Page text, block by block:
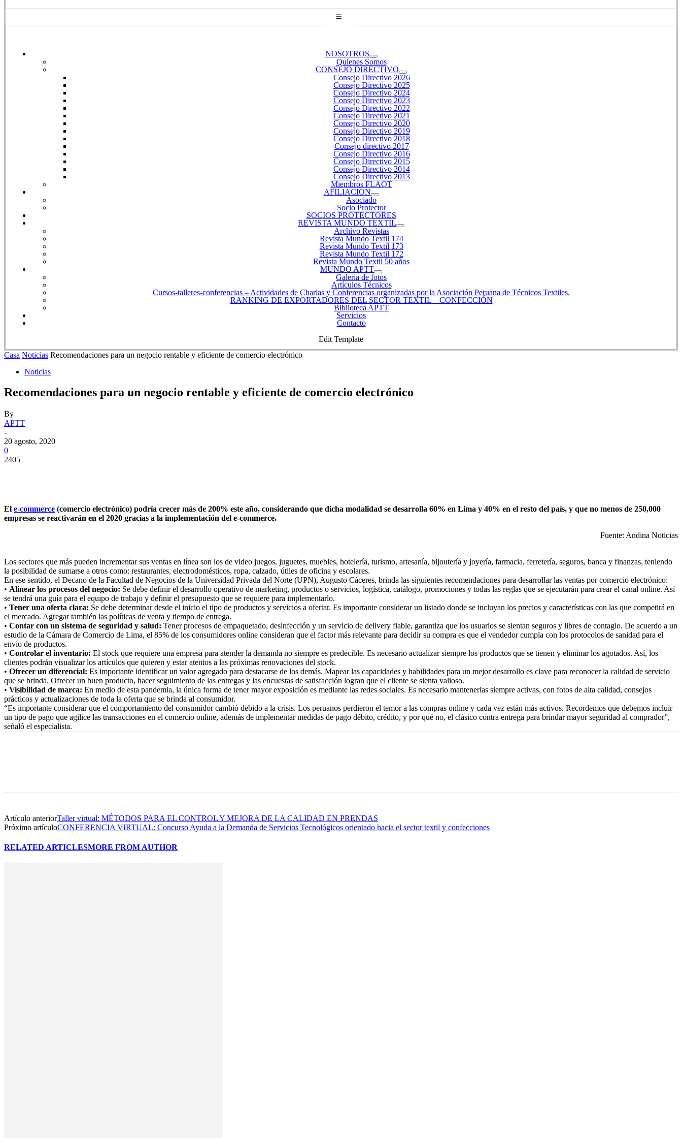
NOSOTROS
Quienes Somos
CONSEJO DIRECTIVO
Consejo Directivo 2026
Consejo Directivo 2025
Consejo Directivo 2024
Consejo Directivo 2023
Consejo Directivo 2022
Consejo Directivo 2021
Consejo Directivo 2020
Consejo Directivo 2019
Consejo Directivo 2018
Consejo directivo 2017
Consejo Directivo 2016
Consejo Directivo 2015
Consejo Directivo 2014
Consejo Directivo 2013
Miembros FLAQT
AFILIACION
Asociado
Socio Protector
SOCIOS PROTECTORES
REVISTA MUNDO TEXTIL
Archivo Revistas
Revista Mundo Textil 174
Revista Mundo Textil 173
Revista Mundo Textil 172
Revista Mundo Textil 50 años
MUNDO APTT
Galeria de fotos
Artículos Técnicos
Cursos-talleres-conferencias – Actividades de Charlas y Conferencias organizadas por la Asociación Peruana de Técnicos Textiles.
RANKING DE EXPORTADORES DEL SECTOR TEXTIL – CONFECCIÓN
Biblioteca APTT
Servicios
Contacto
Edit Template
Casa Noticias Recomendaciones para un negocio rentable y eficiente de comercio electrónico
Noticias
Recomendaciones para un negocio rentable y eficiente de comercio electrónico
By
APTT
-
20 agosto, 2020
0
2405
El e-commerce (comercio electrónico) podría crecer más de 200% este año, considerando que dicha modalidad se desarrolla 60% en Lima y 40% en el resto del país, y que no menos de 250,000
empresas se reactivarán en el 2020 gracias a la implementación del e-commerce.
Fuente: Andina Noticias
Los sectores que más pueden incrementar sus ventas en línea son los de video juegos, juguetes, muebles, hotelería, turismo, artesanía, bijoutería y joyería, farmacia, ferretería, seguros, banca y finanzas, teniendo
la posibilidad de sumarse a otros como: restaurantes, electrodomésticos, ropa, calzado, útiles de oficina y escolares.
En ese sentido, el Decano de la Facultad de Negocios de la Universidad Privada del Norte (UPN), Augusto Cáceres, brinda las siguientes recomendaciones para desarrollar las ventas por comercio electrónico:
• Alinear los procesos del negocio: Se debe definir el desarrollo operativo de marketing, productos o servicios, logística, catálogo, promociones y todas las reglas que se ejecutarán para crear el canal online. Así
se tendrá una guía para el equipo de trabajo y definir el presupuesto que se requiere para implementarlo.
• Tener una oferta clara: Se debe determinar desde el inicio el tipo de productos y servicios a ofertar. Es importante considerar un listado donde se incluyan los precios y características con las que competirá en
el mercado. Agregar también las políticas de venta y tiempo de entrega.
• Contar con un sistema de seguridad y salud: Tener procesos de empaquetado, desinfección y un servicio de delivery fiable, garantiza que los usuarios se sientan seguros y libres de contagio. De acuerdo a un
estudio de la Cámara de Comercio de Lima, el 85% de los consumidores online consideran que el factor más relevante para decidir su compra es que el vendedor cumpla con los protocolos de sanidad para el
envío de productos.
• Controlar el inventario: El stock que requiere una empresa para atender la demanda no siempre es predecible. Es necesario actualizar siempre los productos que se tienen y eliminar los agotados. Así, los
clientes podrán visualizar los artículos que quieren y estar atentos a las próximas renovaciones del stock.
• Ofrecer un diferencial: Es importante identificar un valor agregado para destacarse de los demás. Mapear las capacidades y habilidades para un mejor desarrollo es clave para reconocer la calidad de servicio
que se brinda. Ofrecer un buen producto, hacer seguimiento de las entregas y las encuestas de satisfacción logran que el cliente se sienta valioso.
• Visibilidad de marca: En medio de esta pandemia, la única forma de tener mayor exposición es mediante las redes sociales. Es necesario mantenerlas siempre activas, con fotos de alta calidad, consejos
prácticos y actualizaciones de toda la oferta que se brinda al consumidor.
“Es importante considerar que el comportamiento del consumidor cambió debido a la crisis. Los peruanos perdieron el temor a las compras online y cada vez están más activos. Recordemos que debemos incluir
un tipo de pago que agilice las transacciones en el comercio online, además de implementar medidas de pago débito, crédito, y por qué no, el clásico contra entrega para brindar mayor seguridad al comprador”,
señaló el especialista.
Artículo anteriorTaller virtual: MÉTODOS PARA EL CONTROL Y MEJORA DE LA CALIDAD EN PRENDAS
Próximo artículoCONFERENCIA VIRTUAL: Concurso Ayuda a la Demanda de Servicios Tecnológicos orientado hacia el sector textil y confecciones
RELATED ARTICLESMORE FROM AUTHOR